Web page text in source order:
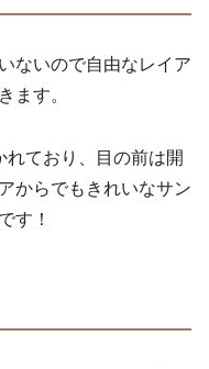
ないので自由なレイア
ます。
れており、目の前は開
からでもきれいなサン
す！